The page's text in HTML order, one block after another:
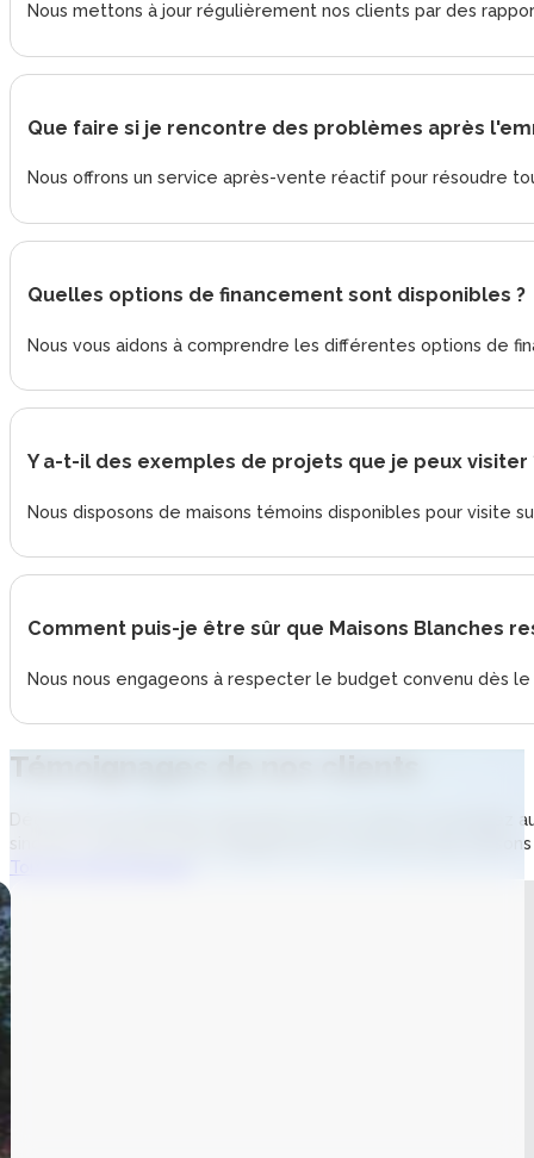
Nous mettons à jour régulièrement nos clients par des
Que faire si je rencontre des problèmes après
Nous offrons un service après-vente réactif pour résoudre
Quelles options de financement sont disponibles ?
Nous vous aidons à comprendre les différentes options de
Y a-t-il des exemples de projets que je peux visiter
Nous disposons de maisons témoins disponibles pour visite
Comment puis-je être sûr que Maisons Blanches
Nous nous engageons à respecter le budget convenu dès
Témoignages
Découvrez les histoires inspirantes de nos clients et plongez
sincères, reflétant notre engagement à construire des
Tous les témoignages